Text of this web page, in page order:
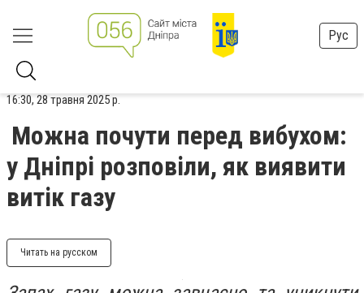
Рус
16:30, 28 травня 2025 р.
Можна почути перед вибухом:
у Дніпрі розповіли, як виявити
витік газу
Читать на русском